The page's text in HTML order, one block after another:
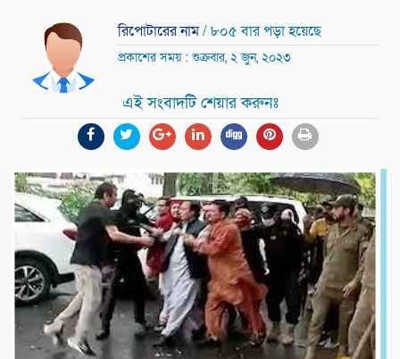
রিপোটারের নাম/ ৮০৫ বার পড়া হয়েছে
প্রকাশের সময় : শুক্রবার, ২ জুন, ২০২৩
এই সংবাদটি শেয়ার করুনঃ